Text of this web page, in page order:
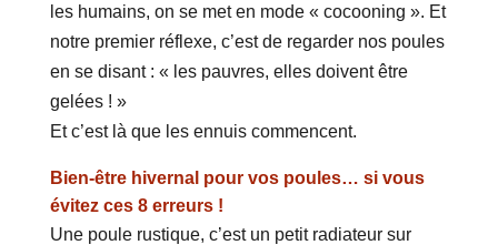
les humains, on se met en mode « cocooning ». Et
notre premier réflexe, c’est de regarder nos poules
en se disant : « les pauvres, elles doivent être
gelées ! »
Et c’est là que les ennuis commencent.
Bien-être hivernal pour vos poules… si vous
évitez ces 8 erreurs !
Une poule rustique, c’est un petit radiateur sur